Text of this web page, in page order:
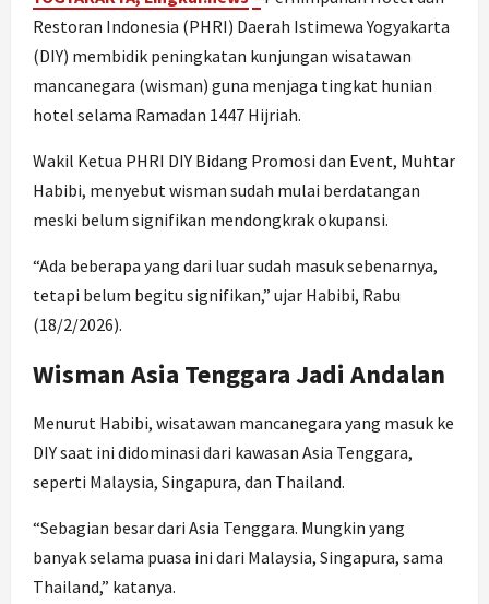
Restoran Indonesia (PHRI) Daerah Istimewa Yogyakarta
(DIY) membidik peningkatan kunjungan wisatawan
mancanegara (wisman) guna menjaga tingkat hunian
hotel selama Ramadan 1447 Hijriah.
Wakil Ketua PHRI DIY Bidang Promosi dan Event, Muhtar
Habibi, menyebut wisman sudah mulai berdatangan
meski belum signifikan mendongkrak okupansi.
“Ada beberapa yang dari luar sudah masuk sebenarnya,
tetapi belum begitu signifikan,” ujar Habibi, Rabu
(18/2/2026).
Wisman Asia Tenggara Jadi Andalan
Menurut Habibi, wisatawan mancanegara yang masuk ke
DIY saat ini didominasi dari kawasan Asia Tenggara,
seperti Malaysia, Singapura, dan Thailand.
“Sebagian besar dari Asia Tenggara. Mungkin yang
banyak selama puasa ini dari Malaysia, Singapura, sama
Thailand,” katanya.